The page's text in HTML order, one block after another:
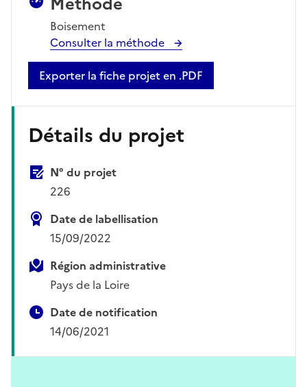
Boisement
Consulter la méthode
Exporter la fiche projet en .PDF
Détails du projet
N° du projet
226
Date de labellisation
15/09/2022
Région administrative
Pays de la Loire
Date de notification
14/06/2021